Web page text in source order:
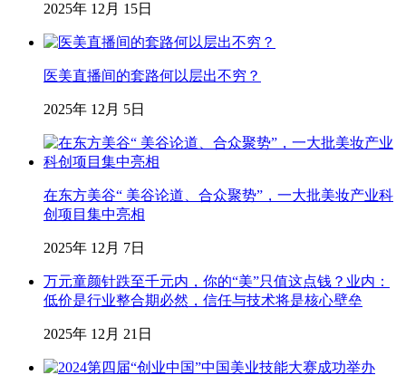
2025年 12月 15日
医美直播间的套路何以层出不穷？
2025年 12月 5日
在东方美谷“ 美谷论道、合众聚势”，一大批美妆产业科
创项目集中亮相
2025年 12月 7日
万元童颜针跌至千元内，你的“美”只值这点钱？业内：
低价是行业整合期必然，信任与技术将是核心壁垒
2025年 12月 21日